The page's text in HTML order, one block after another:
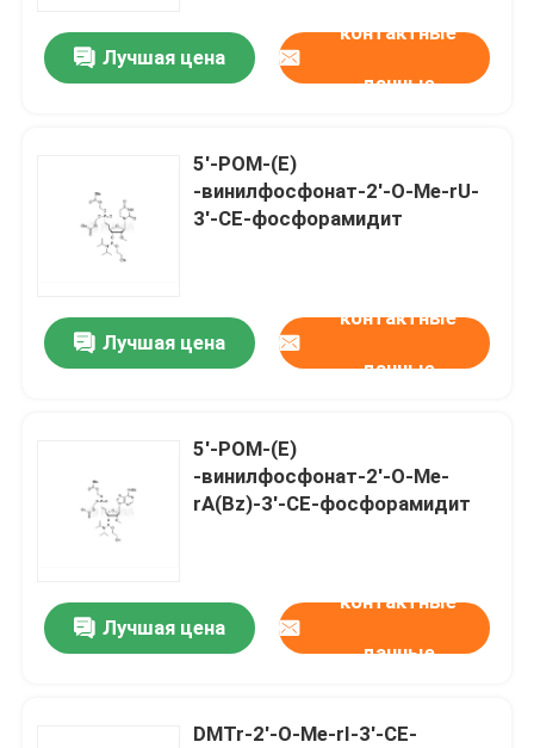
Лучшая цена
контактные
данные
5'-POM-(E)
-винилфосфонат-2'-O-Me-rU-
3'-CE-фосфорамидит
Лучшая цена
контактные
данные
5'-POM-(E)
-винилфосфонат-2'-O-Me-
rA(Bz)-3'-CE-фосфорамидит
Лучшая цена
контактные
данные
DMTr-2'-O-Me-rI-3'-CE-